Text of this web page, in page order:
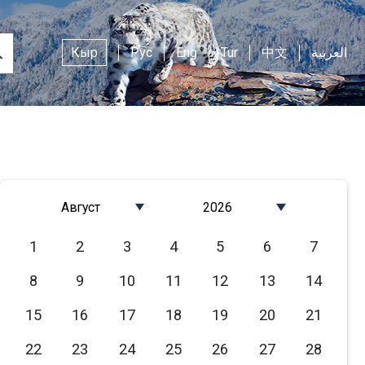
Кыр Рус Eng Tur 中文 العربية
Август
Март
Апрель
Июнь
2026
2024
2023
2021
1 2 3 4 5 6
7
8
9 10 11 12 13
14
15
16 17 18 19 20
21
22
23 24 25 26 27
28